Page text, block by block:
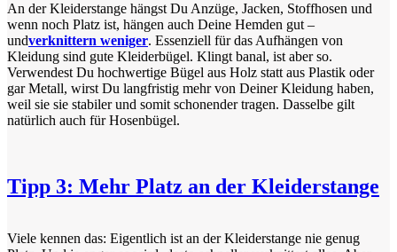
An der Kleiderstange hängst Du Anzüge, Jacken, Stoffhosen und
wenn noch Platz ist, hängen auch Deine Hemden gut –
undverknittern weniger. Essenziell für das Aufhängen von
Kleidung sind gute Kleiderbügel. Klingt banal, ist aber so.
Verwendest Du hochwertige Bügel aus Holz statt aus Plastik oder
gar Metall, wirst Du langfristig mehr von Deiner Kleidung haben,
weil sie sie stabiler und somit schonender tragen. Dasselbe gilt
natürlich auch für Hosenbügel.
Tipp 3: Mehr Platz an der Kleiderstange
Viele kennen das: Eigentlich ist an der Kleiderstange nie genug